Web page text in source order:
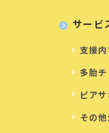
サービ
支援
多胎
ピア
その